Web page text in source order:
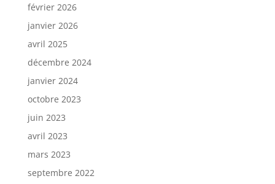
février 2026
janvier 2026
avril 2025
décembre 2024
janvier 2024
octobre 2023
juin 2023
avril 2023
mars 2023
septembre 2022